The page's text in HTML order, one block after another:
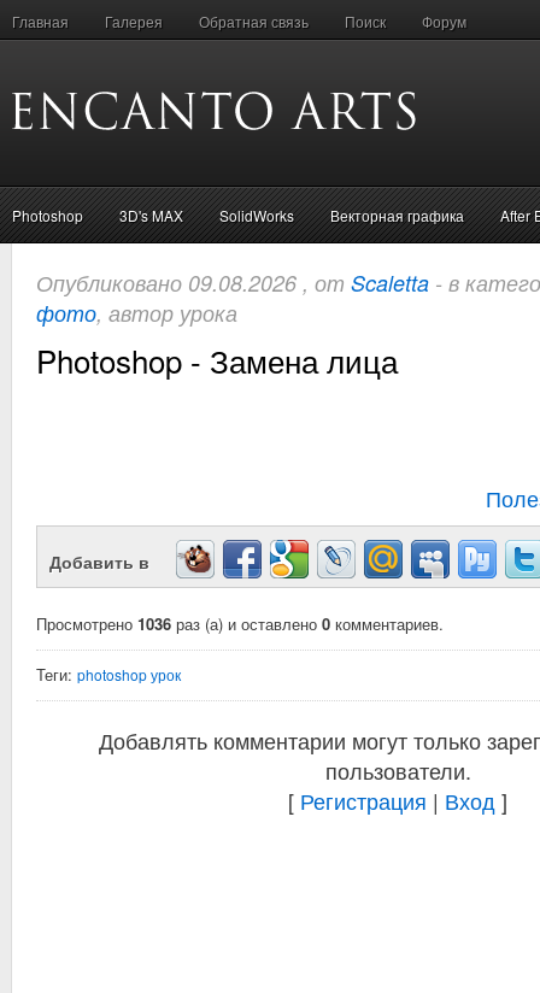
Главная Галерея Обратная связь Поиск Форум
Photoshop 3D's MAX SolidWorks Векторная графика After
Опубликовано 09.08.2026 , от Scaletta - в
фото, автор урока
Photoshop - Замена лица
Добавить в
Просмотрено 1036 раз (а) и оставлено 0 комментариев.
Теги: photoshop урок
Добавлять комментарии могут только
пользователи.
[ Регистрация | Вход ]